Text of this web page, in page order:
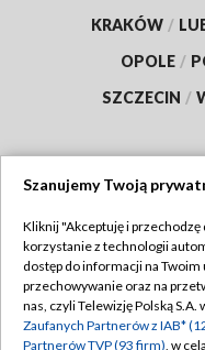
KRAKÓW /
OPOLE /
SZCZECIN /
Abonament TVP
Emisja w TVP
Szanujemy Twoją
Kliknij "Akceptuję i przechodzę
korzystanie z technologii
dostęp do informacji na
przechowywanie oraz na
nas, czyli Telewizję Polską S.A.
Zaufanych Partnerów z IAB*
Partnerów TVP (93 firm), w